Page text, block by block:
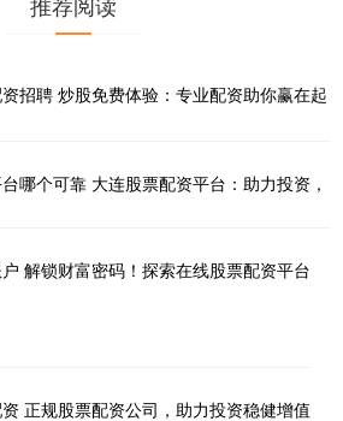
招聘 炒股免费体验：专业配资助你赢在起
哪个可靠 大连股票配资平台：助力投资，
解锁财富密码！探索在线股票配资平台
正规股票配资公司，助力投资稳健增值